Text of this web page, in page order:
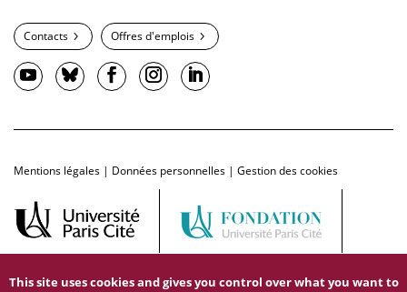
Contacts Offres d'emplois
Mentions légales | Données personnelles | Gestion des cookies
This site uses cookies and gives you control over what you want to